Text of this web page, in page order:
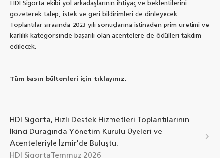
HDI Sigorta ekibi yol arkadaşlarının ihtiyaç ve beklentilerini
gözeterek talep, istek ve geri bildirimleri de dinleyecek.
Toplantılar sırasında 2023 yılı sonuçlarına istinaden prim üretimi ve
karlılık kategorisinde başarılı olan acentelere de ödülleri takdim
edilecek.
Tüm basın bültenleri için tıklayınız.
HDI Sigorta, Hızlı Destek Hizmetleri Toplantılarının
İkinci Durağında Yönetim Kurulu Üyeleri ve
Acenteleriyle İzmir'de Buluştu.
HDI Sigorta Temmuz 2026